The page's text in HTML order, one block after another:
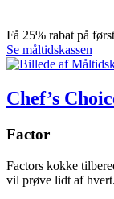
Få 25% rabat på
Se måltidskassen
Chef’s
Factor
Factors kokke
vil prøve lidt af hvert.